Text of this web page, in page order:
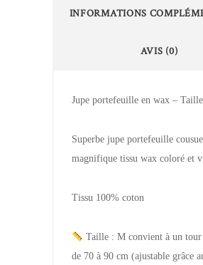
INFORMATIONS
AVIS (0)
Jupe portefeuille en wax –
Superbe jupe portefeuille
magnifique tissu wax coloré et
Tissu 100% coton
Taille : M convient à un
de 70 à 90 cm (ajustable grâce